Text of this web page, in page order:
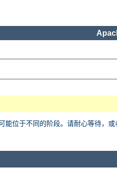
能位于不同的阶段。请耐心等待，或